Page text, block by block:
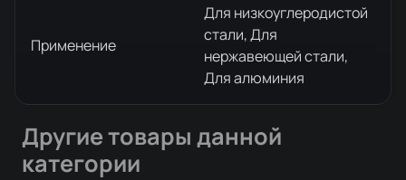
Применение
Для низкоуглеродистой
стали, Для
нержавеющей стали,
Для алюминия
Другие товары данной
категории